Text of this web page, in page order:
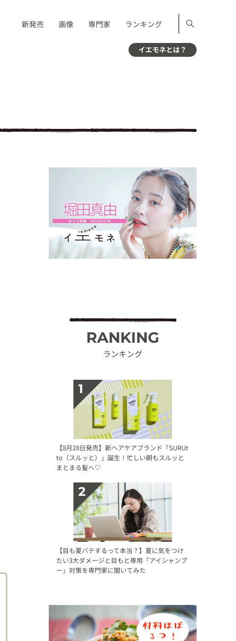
新発売 画像 専門家 ランキング
イエモネとは？
RANKING
ランキング
【8月28日発売】新ヘアケアブランド「SURUt
to（スルッと）」誕生！忙しい朝もスルッと
まとまる髪へ♡
【目も夏バテするって本当？】夏に気をつけ
たい3大ダメージと目もと専用「アイシャンプ
ー」対策を専門家に聞いてみた